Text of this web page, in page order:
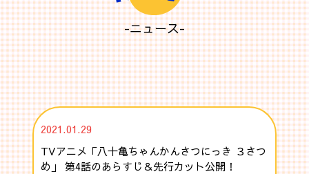
-ニュース-
2021.01.29
TVアニメ「八十亀ちゃんかんさつにっき ３さつ
め」 第4話のあらすじ＆先行カット公開！